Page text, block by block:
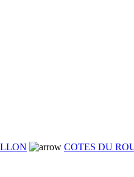
COTES DU